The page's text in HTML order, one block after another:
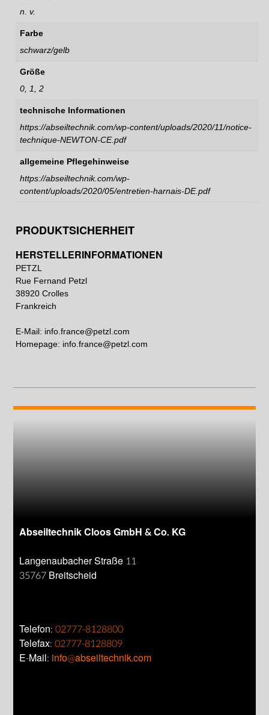
n. v.
Farbe
schwarz/gelb
Größe
0, 1, 2
technische Informationen
https://abseiltechnik.com/wp-content/uploads/2020/11/notice-
technique-NEWTON-CE.pdf
allgemeine Pflegehinweise
https://abseiltechnik.com/wp-
content/uploads/2020/05/entretien-harnais-DE.pdf
PRODUKTSICHERHEIT
HERSTELLERINFORMATIONEN
PETZL
Rue Fernand Petzl
38920 Crolles
Frankreich
E-Mail: info.france@petzl.com
Homepage: info.france@petzl.com
Abseiltechnik Cloos GmbH & Co. KG
Langenaubacher Straße 11
35767 Breitscheid
Telefon:02777-8128800
Telefax:02777-8128809
E-Mail: info@abseiltechnik.com